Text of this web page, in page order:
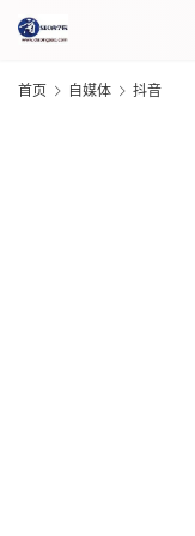
首页 自媒体 抖音